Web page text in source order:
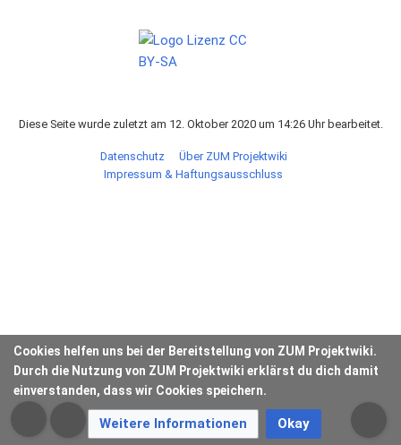
Cookies helfen uns bei der Bereitstellung von ZUM Projektwiki.
Durch die Nutzung von ZUM Projektwiki erklärst du dich damit
einverstanden, dass wir Cookies speichern.
Weitere Informationen Okay
Diese Seite wurde zuletzt am 12. Oktober 2020 um 14:26 Uhr bearbeitet.
Datenschutz
Über ZUM Projektwiki
Impressum & Haftungsausschluss